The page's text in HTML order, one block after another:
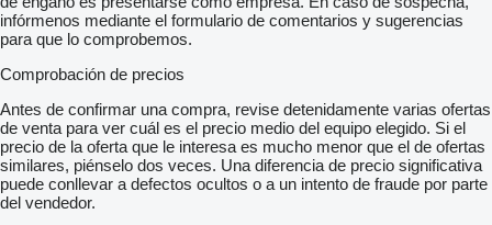
infórmenos mediante el formulario de comentarios y sugerencias
para que lo comprobemos.
Comprobación de precios
Antes de confirmar una compra, revise detenidamente varias ofertas
de venta para ver cuál es el precio medio del equipo elegido. Si el
precio de la oferta que le interesa es mucho menor que el de ofertas
similares, piénselo dos veces. Una diferencia de precio significativa
puede conllevar a defectos ocultos o a un intento de fraude por parte
del vendedor.